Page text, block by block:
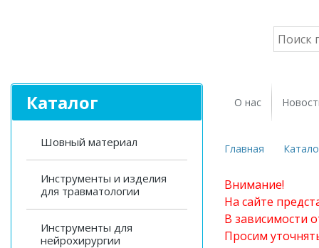
Каталог
Шовный материал
Инструменты и изделия
для травматологии
Инструменты для
нейрохирургии
О нас
Главная
Внимание!
На сайте
В зависимости
Просим